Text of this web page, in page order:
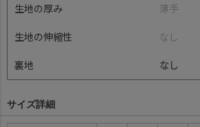
生地の厚み 薄手
生地の伸縮性 な し
裏地 なし
サイズ詳細